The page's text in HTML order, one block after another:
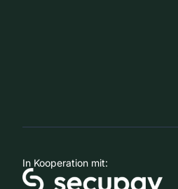
In Kooperation mit: